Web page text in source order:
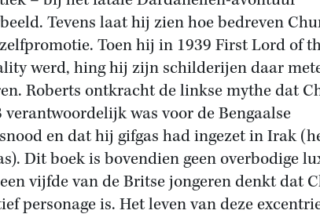
Tevens laat hij zien hoe bedreven
Toen hij in 1939 First Lord of
werd, hing hij zijn schilderijen daar
Roberts ontkracht de linkse mythe dat
verantwoordelijk was voor de Bengaalse
en dat hij gifgas had ingezet in Irak
Dit boek is bovendien geen overbodige
vijfde van de Britse jongeren denkt dat
personage is. Het leven van deze